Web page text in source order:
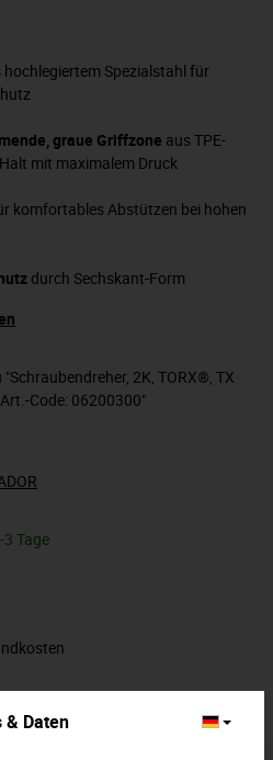
Spezialstahl für
graue Griffzone aus TPE-
mit maximalem Druck
komfortables Abstützen bei hohen
durch Sechskant-Form
2K, TORX®, TX
Code: 06200300"
Tage
& Daten